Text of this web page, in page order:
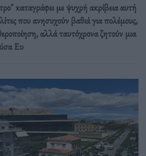
καταγράφει με ψυχρή ακρίβεια αυτή
που ανησυχούν βαθιά για πολέμους,
αλλά ταυτόχρονα ζητούν μια
Ευ